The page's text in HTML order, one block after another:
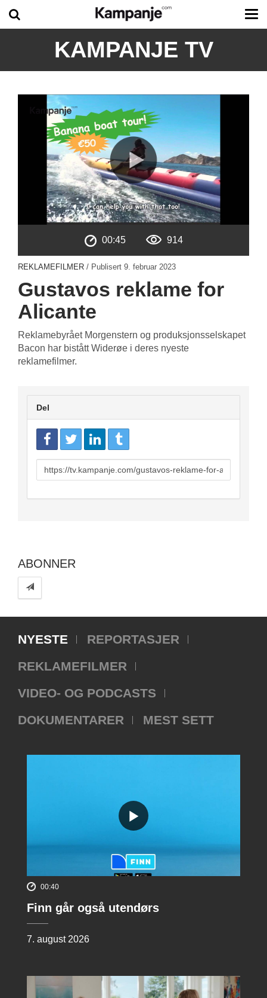
KAMPANJE TV
00:45 914
REKLAMEFILMER / Publisert 9. februar 2023
Gustavos reklame for
Alicante
Reklamebyrået Morgenstern og produksjonsselskapet
Bacon har bistått Widerøe i deres nyeste
reklamefilmer.
Del
URL
to
ABONNER
NYESTE
REPORTASJER
REKLAMEFILMER
VIDEO- OG PODCASTS
DOKUMENTARER
MEST SETT
00:40
Finn går også utendørs
7. august 2026